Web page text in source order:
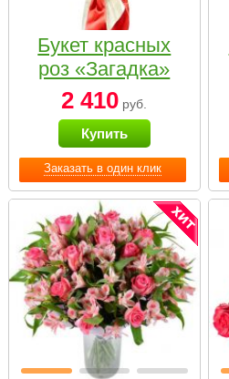
Заказать в один клик
Букет красных
роз «Загадка»
2 410 руб.
Купить